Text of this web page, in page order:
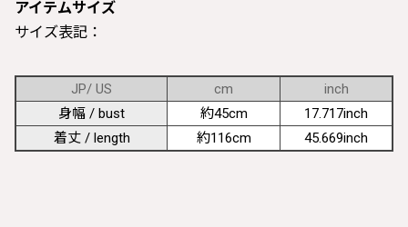
アイテムサイズ
サイズ表記：
JP/ US cm
inch
身幅 / bust
約45cm
17.717inch
着丈 / length
約116cm 45.669inch